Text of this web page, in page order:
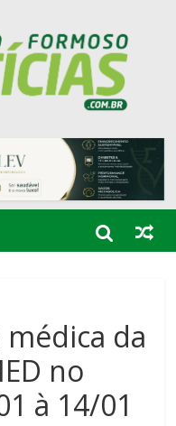
da
no
à 14/01